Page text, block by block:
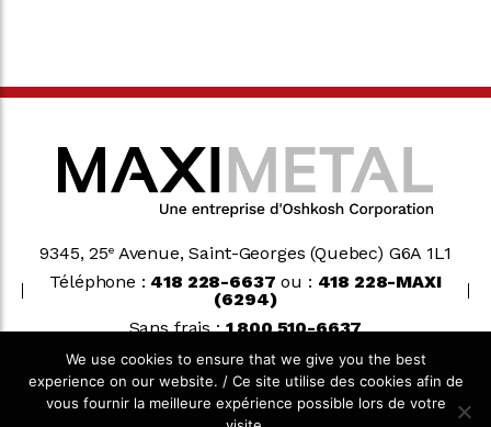
9345, 25eAvenue, Saint-Georges (Quebec) G6A 1L1
Téléphone : 418 228-6637 ou : 418 228-MAXI
(6294)
Sans frais :1 800 510-6637
Oshkosh Corporation
We use cookies to ensure that we give you the best
experience on our website. / Ce site utilise des cookies afin de
vous fournir la meilleure expérience possible lors de votre